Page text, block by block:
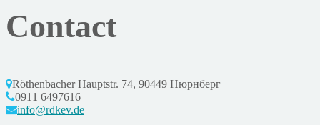
Contact
Röthenbacher Hauptstr. 74, 90449 Нюрнберг
0911 6497616
info@rdkev.de